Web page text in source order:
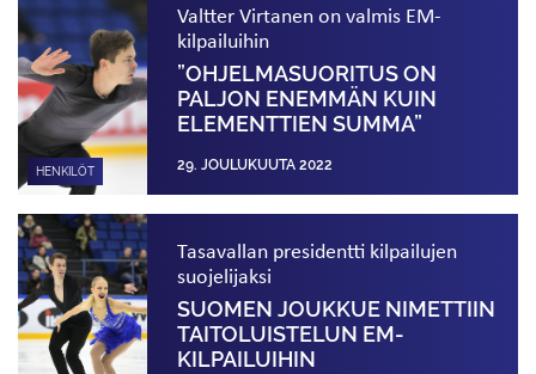
HENKILÖT
Valtter Virtanen on valmis EM-
kilpailuihin
”OHJELMA­SUORITUS ON
PALJON ENEMMÄN KUIN
ELEMENTTIEN SUMMA”
29. JOULUKUUTA 2022
Tasavallan presidentti kilpailujen
suojelijaksi
SUOMEN JOUKKUE NIMETTIIN
TAITOLUISTELUN EM-
KILPAILUIHIN